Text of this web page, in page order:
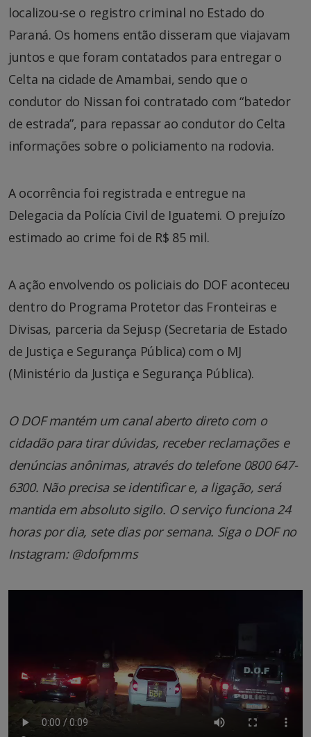
localizou-se o registro criminal no Estado do
Paraná. Os homens então disseram que viajavam
juntos e que foram contatados para entregar o
Celta na cidade de Amambai, sendo que o
condutor do Nissan foi contratado com “batedor
de estrada”, para repassar ao condutor do Celta
informações sobre o policiamento na rodovia.
A ocorrência foi registrada e entregue na
Delegacia da Polícia Civil de Iguatemi. O prejuízo
estimado ao crime foi de R$ 85 mil.
A ação envolvendo os policiais do DOF aconteceu
dentro do Programa Protetor das Fronteiras e
Divisas, parceria da Sejusp (Secretaria de Estado
de Justiça e Segurança Pública) com o MJ
(Ministério da Justiça e Segurança Pública).
O DOF mantém um canal aberto direto com o
cidadão para tirar dúvidas, receber reclamações e
denúncias anônimas, através do telefone 0800 647-
6300. Não precisa se identificar e, a ligação, será
mantida em absoluto sigilo. O serviço funciona 24
horas por dia, sete dias por semana. Siga o DOF no
Instagram: @dofpmms